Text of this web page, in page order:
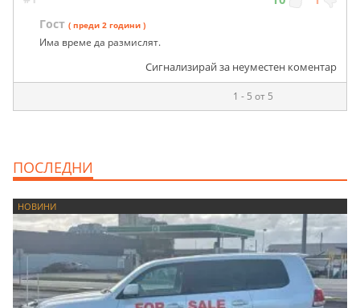
Гост ( преди 2 години )
Има време да размислят.
Сигнализирай за неуместен коментар
1 - 5 от 5
ПОСЛЕДНИ
НОВИНИ